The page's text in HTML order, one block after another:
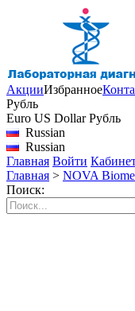
АкцииИзбранное
Рубль
Euro US Dollar Рубль
Russian
Russian
Главная Войти
Главная > NOVA
Поиск: